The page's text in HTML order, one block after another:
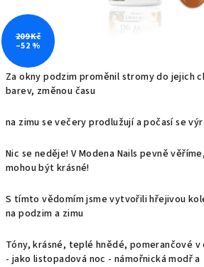
Za okny podzim proměnil stromy do jejich
barev, změnou času
na zimu se večery prodlužují a počasí se
Nic se neděje! V Modena Nails pevně
mohou být krásné!
S tímto vědomím jsme vytvořili hřejivou
na podzim a zimu
Tóny, krásné, teplé hnědé, pomerančové
- jako listopadová noc - námořnická modř a
209 Kč
–52 %